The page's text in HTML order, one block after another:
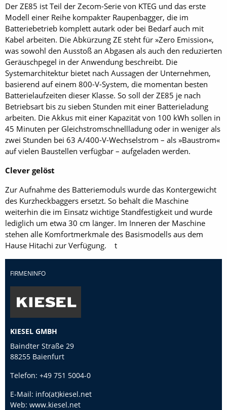
Der ZE85 ist Teil der Zecom-Serie von KTEG und das erste
Modell einer Reihe kompakter Raupenbagger, die im
Batteriebetrieb komplett autark oder bei Bedarf auch mit
Kabel arbeiten. Die Abkürzung ZE steht für »Zero Emission«,
was sowohl den Ausstoß an Abgasen als auch den reduzierten
Geräuschpegel in der Anwendung beschreibt. Die
Systemarchitektur bietet nach Aussagen der Unternehmen,
basierend auf einem 800-V-System, die momentan besten
Batterielaufzeiten dieser Klasse. So soll der ZE85 je nach
Betriebsart bis zu sieben Stunden mit einer Batterieladung
arbeiten. Die Akkus mit einer Kapazität von 100 kWh sollen in
45 Minuten per Gleichstromschnellladung oder in weniger als
zwei Stunden bei 63 A/400-V-Wechselstrom – als »Baustrom«
auf vielen Baustellen verfügbar – aufgeladen werden.
Clever gelöst
Zur Aufnahme des Batteriemoduls wurde das Kontergewicht
des Kurzheckbaggers ersetzt. So behält die Maschine
weiterhin die im Einsatz wichtige Standfestigkeit und wurde
lediglich um etwa 30 cm länger. Im Inneren der Maschine
stehen alle Komfortmerkmale des Basismodells aus dem
Hause Hitachi zur Verfügung. t
FIRMENINFO
KIESEL GMBH
Baindter Straße 29
88255 Baienfurt
Telefon: +49 751 5004-0
E-Mail: info(at)kiesel.net
Web: www.kiesel.net